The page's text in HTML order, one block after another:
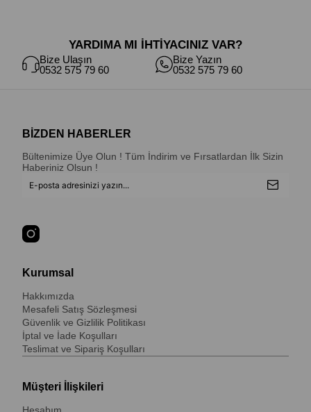
YARDIMA MI İHTİYACINIZ VAR?
Bize Ulaşın
0532 575 79 60
Bize Yazın
0532 575 79 60
BİZDEN HABERLER
Bültenimize Üye Olun ! Tüm İndirim ve Fırsatlardan İlk Sizin
Haberiniz Olsun !
Kurumsal
Hakkımızda
Mesafeli Satış Sözleşmesi
Güvenlik ve Gizlilik Politikası
İptal ve İade Koşulları
Teslimat ve Sipariş Koşulları
Müşteri İlişkileri
Hesabım